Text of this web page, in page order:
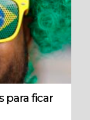
para ficar